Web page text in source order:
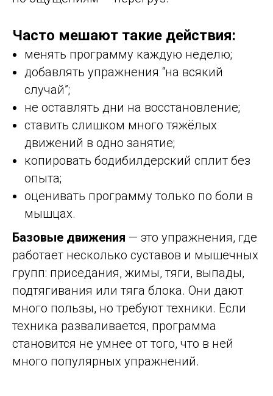
Часто мешают такие действия:
менять программу каждую неделю;
добавлять упражнения “на всякий
случай”;
не оставлять дни на восстановление;
ставить слишком много тяжёлых
движений в одно занятие;
копировать бодибилдерский сплит без
опыта;
оценивать программу только по боли в
мышцах.
Базовые движения — это упражнения, где
работает несколько суставов и мышечных
групп: приседания, жимы, тяги, выпады,
подтягивания или тяга блока. Они дают
много пользы, но требуют техники. Если
техника разваливается, программа
становится не умнее от того, что в ней
много популярных упражнений.